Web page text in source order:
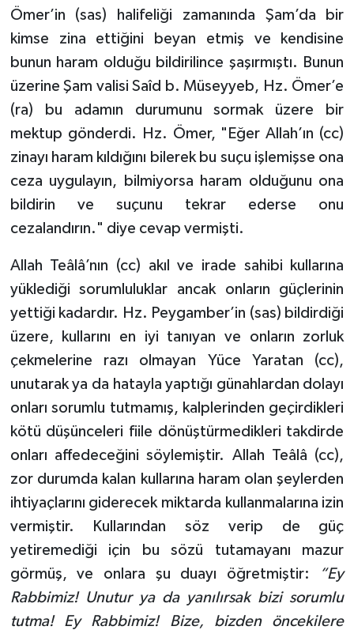
Ömer’in (sas) halifeliği zamanında Şam’da bir
kimse zina ettiğini beyan etmiş ve kendisine
bunun haram olduğu bildirilince şaşırmıştı. Bunun
üzerine Şam valisi Saîd b. Müseyyeb, Hz. Ömer’e
(ra) bu adamın durumunu sormak üzere bir
mektup gönderdi. Hz. Ömer, "Eğer Allah’ın (cc)
zinayı haram kıldığını bilerek bu suçu işlemişse ona
ceza uygulayın, bilmiyorsa haram olduğunu ona
bildirin ve suçunu tekrar ederse onu
cezalandırın." diye cevap vermişti.
Allah Teâlâ’nın (cc) akıl ve irade sahibi kullarına
yüklediği sorumluluklar ancak onların güçlerinin
yettiği kadardır. Hz. Peygamber’in (sas) bildirdiği
üzere, kullarını en iyi tanıyan ve onların zorluk
çekmelerine razı olmayan Yüce Yaratan (cc),
unutarak ya da hatayla yaptığı günahlardan dolayı
onları sorumlu tutmamış, kalplerinden geçirdikleri
kötü düşünceleri fiile dönüştürmedikleri takdirde
onları affedeceğini söylemiştir. Allah Teâlâ (cc),
zor durumda kalan kullarına haram olan şeylerden
ihtiyaçlarını giderecek miktarda kullanmalarına izin
vermiştir. Kullarından söz verip de güç
yetiremediği için bu sözü tutamayanı mazur
görmüş, ve onlara şu duayı öğretmiştir:
“Ey
Rabbimiz! Unutur ya da yanılırsak bizi sorumlu
tutma! Ey Rabbimiz! Bize, bizden öncekilere